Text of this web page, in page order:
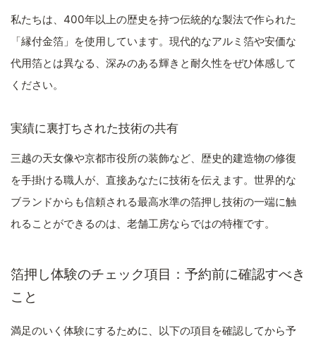
私たちは、400年以上の歴史を持つ伝統的な製法で作られた
「縁付金箔」を使用しています。現代的なアルミ箔や安価な
代用箔とは異なる、深みのある輝きと耐久性をぜひ体感して
ください。
実績に裏打ちされた技術の共有
三越の天女像や京都市役所の装飾など、歴史的建造物の修復
を手掛ける職人が、直接あなたに技術を伝えます。世界的な
ブランドからも信頼される最高水準の箔押し技術の一端に触
れることができるのは、老舗工房ならではの特権です。
箔押し体験のチェック項目：予約前に確認すべき
こと
満足のいく体験にするために、以下の項目を確認してから予